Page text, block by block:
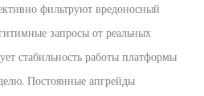
фильтруют вредоносный
запросы от реальных
стабильность работы платформы
Постоянные апгрейды